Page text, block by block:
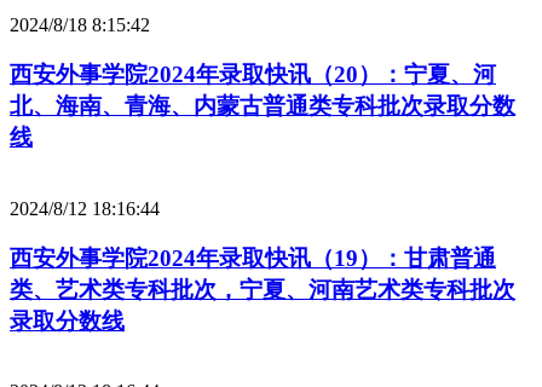
2024/8/18 8:15:42
西安外事学院2024年录取快讯（20）：宁夏、河
北、海南、青海、内蒙古普通类专科批次录取分数
线
2024/8/12 18:16:44
西安外事学院2024年录取快讯（19）：甘肃普通
类、艺术类专科批次，宁夏、河南艺术类专科批次
录取分数线